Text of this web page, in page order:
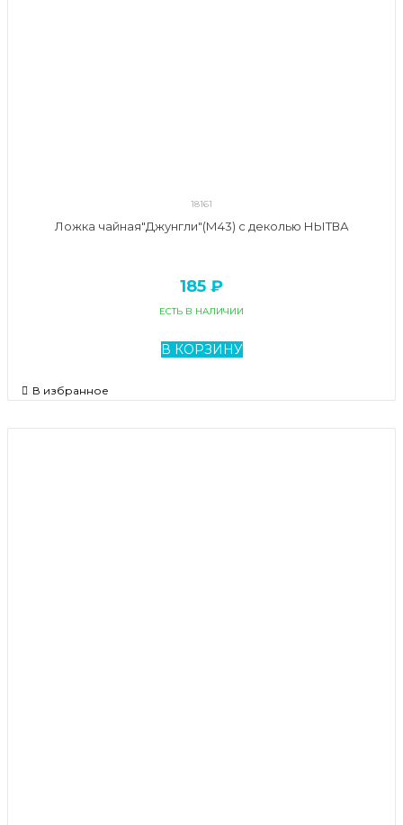
18161
Ложка чайная"Джунгли"(М43) с деколью НЫТВА
185 ₽
ЕСТЬ В НАЛИЧИИ
В КОРЗИНУ
В избранное